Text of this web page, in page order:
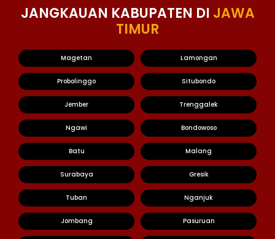
JANGKAUAN KABUPATEN DI JAWA
TIMUR
Magetan Lamongan
Probolinggo Situbondo
Jember Trenggalek
Ngawi Bondowoso
Batu Malang
Surabaya Gresik
Tuban Nganjuk
Jombang Pasuruan